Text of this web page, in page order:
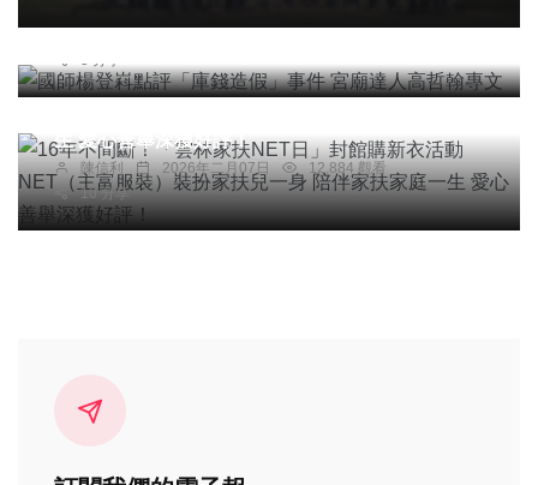
5 分享
16年不間斷！「雲林家扶NET日」封館購新衣活動
生 愛心善舉深獲好評！
陳信利 2026年二月07日
12,884 觀看
10 分享